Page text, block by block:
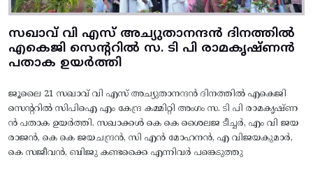
സഖാവ് വി എസ് അച്യുതാനന്ദൻ ദിനത്തിൽ
എകെജി സെന്ററിൽ സ. ടി പി രാമകൃഷ്‌ണൻ
പതാക ഉയർത്തി
ജൂലൈ 21 സഖാവ് വി എസ് അച്യുതാനന്ദൻ ദിനത്തിൽ എകെജി
സെന്ററിൽ സിപിഐ എം കേന്ദ്ര കമ്മിറ്റി അംഗം സ. ടി പി രാമകൃഷ്‌ണ
ൻ പതാക ഉയർത്തി. സഖാക്കൾ കെ കെ ശൈലജ ടീച്ചർ, എം വി ജയ
രാജൻ, കെ കെ ജയചന്ദ്രൻ, സി എൻ മോഹനൻ, എ വിജയകുമാർ,
കെ സജീവൻ, ബിജു കണ്ടക്കൈ എന്നിവർ പങ്കെടുത്തു